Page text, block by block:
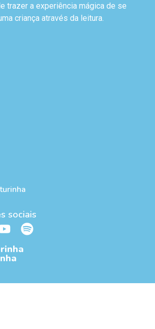
trazer a experiência mágica de se
criança através da leitura.
sociais